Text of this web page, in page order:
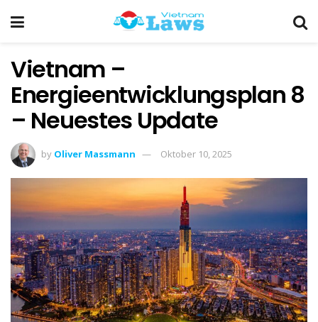
Vietnam –
Energieentwicklungsplan 8
– Neuestes Update
by Oliver Massmann Oktober 10, 2025